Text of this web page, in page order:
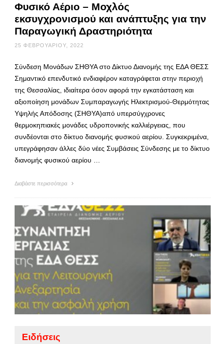
Φυσικό Αέριο – Μοχλός
εκσυγχρονισμού και ανάπτυξης για την
Παραγωγική Δραστηριότητα
25 ΦΕΒΡΟΥΑΡΊΟΥ, 2022
Σύνδεση Μονάδων ΣΗΘΥΑ στο Δίκτυο Διανομής της ΕΔΑ ΘΕΣΣ
Σημαντικό επενδυτικό ενδιαφέρον καταγράφεται στην περιοχή
της Θεσσαλίας, ιδιαίτερα όσον αφορά την εγκατάσταση και
αξιοποίηση μονάδων Συμπαραγωγής Ηλεκτρισμού-Θερμότητας
Υψηλής Απόδοσης (ΣΗΘΥΑ)από υπερσύγχρονες
θερμοκηπιακές μονάδες υδροπονικής καλλιέργειας, που
συνδέονται στο δίκτυο διανομής φυσικού αερίου. Συγκεκριμένα,
υπεγράφησαν άλλες δύο νέες Συμβάσεις Σύνδεσης με το δίκτυο
διανομής φυσικού αερίου …
Διαβάστε περισσότερα
Ειδήσεις